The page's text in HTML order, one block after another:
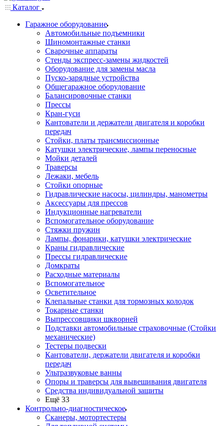
Каталог
Гаражное оборудование
Автомобильные подъемники
Шиномонтажные станки
Сварочные аппараты
Стенды экспресс-замены жидкостей
Оборудование для замены масла
Пуско-зарядные устройства
Общегаражное оборудование
Балансировочные станки
Прессы
Кран-гуси
Кантователи и держатели двигателя и коробки
передач
Стойки, платы трансмиссионные
Катушки электрические, лампы переносные
Мойки деталей
Траверсы
Лежаки, мебель
Стойки опорные
Гидравлические насосы, цилиндры, манометры
Аксессуары для прессов
Индукционные нагреватели
Вспомогательное оборудование
Стяжки пружин
Лампы, фонарики, катушки электрические
Краны гидравлические
Прессы гидравлические
Домкраты
Расходные материалы
Вспомогательное
Осветительное
Клепальные станки для тормозных колодок
Токарные станки
Выпрессовщики шкворней
Подставки автомобильные страховочные (Стойки
механические)
Тестеры подвески
Кантователи, держатели двигателя и коробки
передач
Ультразвуковые ванны
Опоры и траверсы для вывешивания двигателя
Средства индивидуальной защиты
Ещё 33
Контрольно-диагностическое
Сканеры, мотортестеры